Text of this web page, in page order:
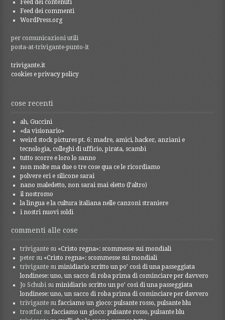
Feed dei contenuti
Feed dei commenti
WordPress.org
per comunicazioni utili
posta-at-trivigante-punto-it
trivigante.it
cookies e privacy policy
cose recenti
ah, Guccini
«da visionario»
weird stock pictures pt. 6: madre, amici, hacker, anziani e
tecnologia, colleghi di ufficio, pirata, scambi
tutto scorre e loro lo sanno
non molte ma due o tre cose qua ce le ricordiamo
polvere eri e silicone sarai
nano maledetto, non sarai mai eletto (l’altro)
il nostromo
la lingua e la cultura italiana nelle canzoni straniere
i nostri nuovi soldi
commenti alle cose
trivigante su «Cristo regna»: scommesse sui mondiali
peter su «Cristo regna»: scommesse sui mondiali
trivigante suminidiario scritto un po’ così di una passeggiata
londinese: uno, un sacco di roba prima di cominciare per davvero
Jo Schubi suminidiario scritto un po’ così di una passeggiata
londinese: uno, un sacco di roba prima di cominciare per davvero
trivigante sufacciamo un gioco: pulsante rosso, pulsante blu
trostfar sufacciamo un gioco: pulsante rosso, pulsante blu